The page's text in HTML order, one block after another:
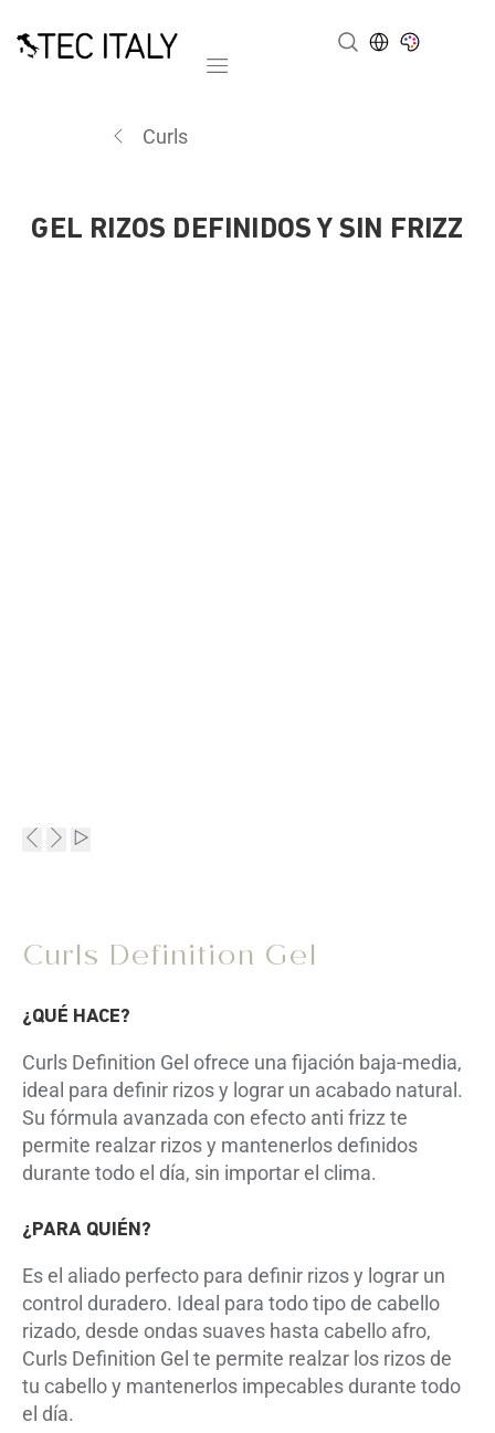
Mobile navigation
Curls
GEL RIZOS DEFINIDOS Y SIN FRIZZ
Curls Definition Gel
¿QUÉ HACE?
Curls Definition Gel ofrece una fijación baja-media,
ideal para definir rizos y lograr un acabado natural.
Su fórmula avanzada con efecto anti frizz te
permite realzar rizos y mantenerlos definidos
durante todo el día, sin importar el clima.
¿PARA QUIÉN?
Es el aliado perfecto para definir rizos y lograr un
control duradero. Ideal para todo tipo de cabello
rizado, desde ondas suaves hasta cabello afro,
Curls Definition Gel te permite realzar los rizos de
tu cabello y mantenerlos impecables durante todo
el día.